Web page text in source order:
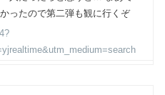
ったので第二弾も観に行くぞ